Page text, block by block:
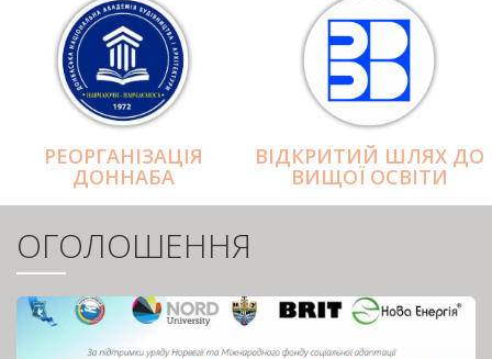
РЕОРГАНІЗАЦІЯ
ДОННАБА
ВІДКРИТИЙ ШЛЯХ ДО
ВИЩОЇ ОСВІТИ
ОГОЛОШЕННЯ